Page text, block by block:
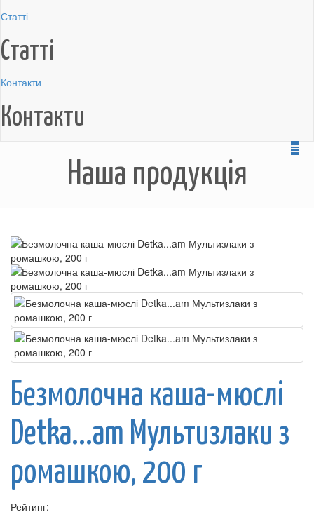
Статті
Статті
Контакти
Контакти
Наша продукція
Безмолочна каша-мюслі
Detka...am Мультизлаки з
ромашкою, 200 г
Рейтинг: